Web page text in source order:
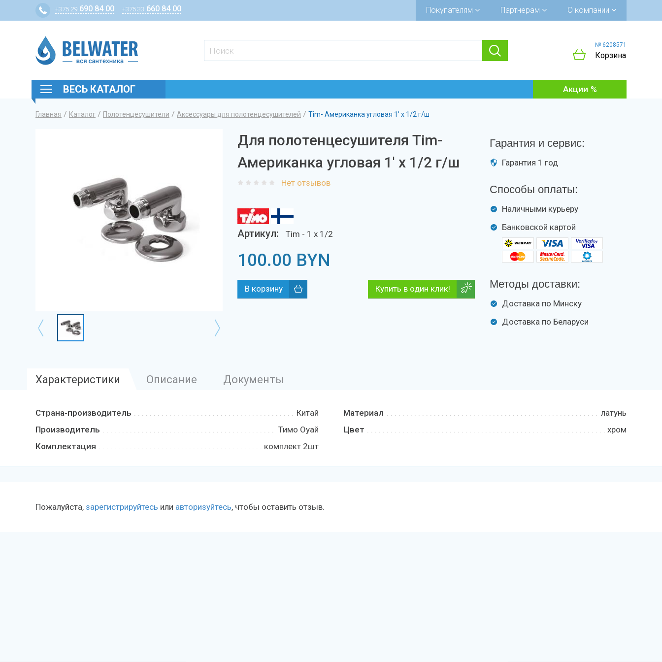
+375 29 690 84 00 +375 33 660 84 00 Покупателям Партнерам О компании
№ 6208571
Корзина
ВЕСЬ КАТАЛОГ Акции
Вы здесь
Главная / Каталог / Полотенцесушители / Аксессуары для полотенцесушителей / Tim- Американка угловая 1' x 1/2 г/ш
Для полотенцесушителя Tim-
Американка угловая 1' x 1/2 г/ш
Нет отзывов
Артикул: Tim - 1 x 1/2
100.00 BYN
Купить в один клик!
Гарантия и сервис:
Гарантия 1 год
Способы оплаты:
Наличными курьеру
Банковской картой
Методы доставки:
Доставка по Минску
Доставка по Беларуси
Характеристики Описание Документы
Страна-производитель
Китай
Производитель
Тимо Оуай
Комплектация
комплект 2шт
Материал
латунь
Цвет
хром
Пожалуйста, зарегистрируйтесь или авторизуйтесь, чтобы оставить отзыв.